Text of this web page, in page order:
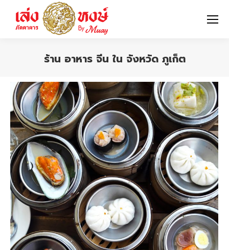
ร้าน อาหาร จีน ใน จังหวัด ภูเก็ต